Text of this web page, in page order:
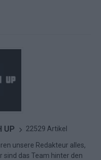
UP 22529 Artikel
unsere Redakteur alles,
sind das Team hinter den